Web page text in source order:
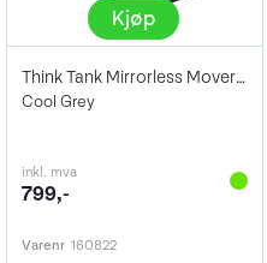
Kjøp
Think Tank Mirrorless Mover 10 V2
Cool Grey
inkl. mva
799,-
Varenr 160822